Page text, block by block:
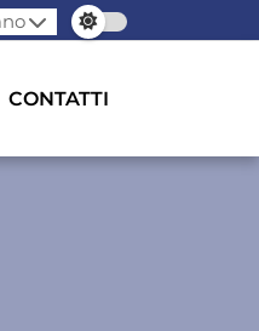
CONTATTI